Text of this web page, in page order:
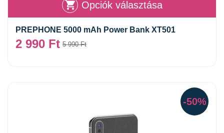
Opciók választása
PREPHONE 5000 mAh Power Bank XT501
5 990Ft
2 990 Ft
-50%